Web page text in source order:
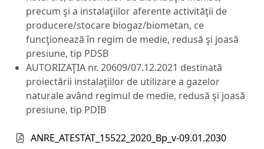
precum şi a instalaţiilor aferente activităţii de
producere/stocare biogaz/biometan, ce
funcţionează în regim de medie, redusă şi joasă
presiune, tip PDSB
AUTORIZAŢIA nr. 20609/07.12.2021 destinată
proiectării instalaţiilor de utilizare a gazelor
naturale având regimul de medie, redusă şi joasă
presiune, tip PDIB
ANRE_ATESTAT_15522_2020_Bp_v-09.01.2030